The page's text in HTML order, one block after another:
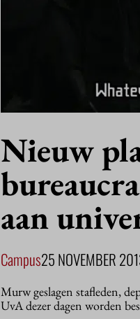
Nieuw
aan
Campus25 NOVEMBER
Murw geslagen stafleden,
UvA dezer dagen worden